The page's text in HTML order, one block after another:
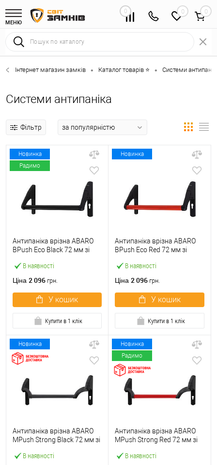
МЕНЮ
0 0
Інтернет магазин замків • Каталог товарів ⭐ • Системи
Системи антипаніка
Фільтр
Новинка
Радимо
В наявності
Антипаніка врізна ABARO
BPush Eco Black 72 мм зі
Ціна 2 096 грн.
У кошик
Купити в 1 клік
Новинка
В наявності
Антипаніка врізна ABARO
BPush Eco Red 72 мм зі
Ціна 2 096 грн.
У кошик
Купити в 1 клік
Новинка
В наявності
Антипаніка врізна ABARO
МPush Strong Black 72 мм зі
Новинка
Радимо
В наявності
Антипаніка врізна ABARO
МPush Strong Red 72 мм зі